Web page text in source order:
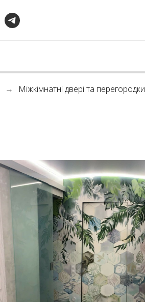
→ Міжкімнатні двері та перегородки